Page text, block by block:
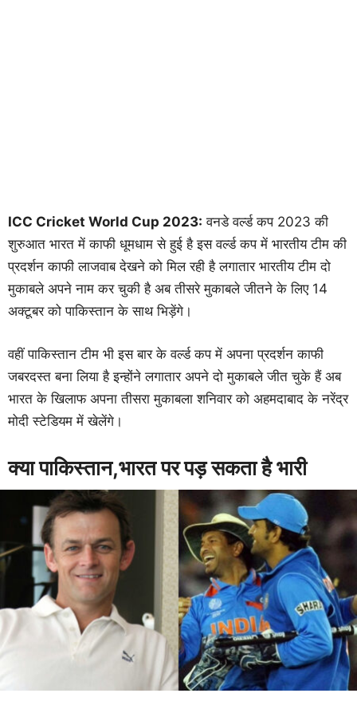
ICC Cricket World Cup 2023: वनडे वर्ल्ड कप 2023 की
शुरुआत भारत में काफी धूमधाम से हुई है इस वर्ल्ड कप में भारतीय टीम की
प्रदर्शन काफी लाजवाब देखने को मिल रही है लगातार भारतीय टीम दो
मुकाबले अपने नाम कर चुकी है अब तीसरे मुकाबले जीतने के लिए 14
अक्टूबर को पाकिस्तान के साथ भिड़ेंगे।
वहीं पाकिस्तान टीम भी इस बार के वर्ल्ड कप में अपना प्रदर्शन काफी
जबरदस्त बना लिया है इन्होंने लगातार अपने दो मुकाबले जीत चुके हैं अब
भारत के खिलाफ अपना तीसरा मुकाबला शनिवार को अहमदाबाद के नरेंद्र
मोदी स्टेडियम में खेलेंगे।
क्या पाकिस्तान,भारत पर पड़ सकता है भारी